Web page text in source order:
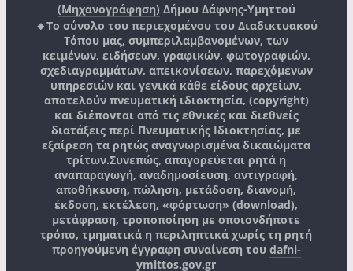
(Μηχανογράφηση) Δήμου Δάφνης-Υμηττού
🔸Το σύνολο του περιεχομένου του Διαδικτυακού
Τόπου μας, συμπεριλαμβανομένων, των
κειμένων, ειδήσεων, γραφικών, φωτογραφιών,
σχεδιαγραμμάτων, απεικονίσεων, παρεχόμενων
υπηρεσιών και γενικά κάθε είδους αρχείων,
αποτελούν πνευματική ιδιοκτησία, (copyright)
και διέπονται από τις εθνικές και διεθνείς
διατάξεις περί Πνευματικής Ιδιοκτησίας, με
εξαίρεση τα ρητώς αναγνωρισμένα δικαιώματα
τρίτων.Συνεπώς, απαγορεύεται ρητά η
αναπαραγωγή, αναδημοσίευση, αντιγραφή,
αποθήκευση, πώληση, μετάδοση, διανομή,
έκδοση, εκτέλεση, «φόρτωση» (download),
μετάφραση, τροποποίηση με οποιονδήποτε
τρόπο, τμηματικά η περιληπτικά χωρίς τη ρητή
προηγούμενη έγγραφη συναίνεση του dafni-
ymittos.gov.gr